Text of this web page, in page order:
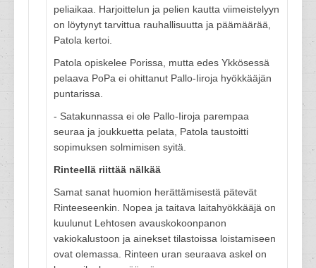
peliaikaa. Harjoittelun ja pelien kautta viimeistelyyn
on löytynyt tarvittua rauhallisuutta ja päämäärää,
Patola kertoi.
Patola opiskelee Porissa, mutta edes Ykkösessä
pelaava PoPa ei ohittanut Pallo-Iiroja hyökkääjän
puntarissa.
- Satakunnassa ei ole Pallo-Iiroja parempaa
seuraa ja joukkuetta pelata, Patola taustoitti
sopimuksen solmimisen syitä.
Rinteellä riittää nälkää
Samat sanat huomion herättämisestä pätevät
Rinteeseenkin. Nopea ja taitava laitahyökkääjä on
kuulunut Lehtosen avauskokoonpanon
vakiokalustoon ja ainekset tilastoissa loistamiseen
ovat olemassa. Rinteen uran seuraava askel on